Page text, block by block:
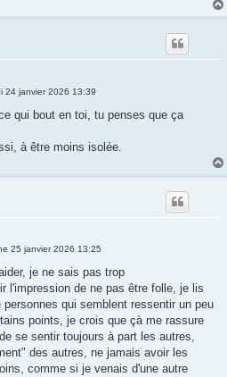
24 janvier 2026 13:39
qui bout en toi, tu penses que ça
à être moins isolée.
25 janvier 2026 13:25
je ne sais pas trop
l'impression de ne pas être folle, je lis
qui semblent ressentir un peu
points, je crois que çà me rassure
se sentir toujours à part les autres,
des autres, ne jamais avoir les
comme si je venais d'une autre